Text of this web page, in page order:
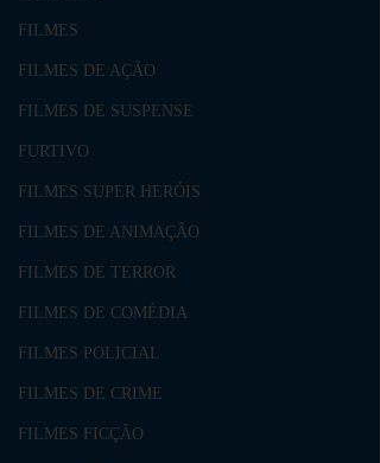
FILMES
FILMES DE AÇÃO
FILMES DE SUSPENSE
FURTIVO
FILMES SUPER HERÓIS
FILMES DE ANIMAÇÃO
FILMES DE TERROR
FILMES DE COMÉDIA
FILMES POLICIAL
FILMES DE CRIME
FILMES FICÇÃO